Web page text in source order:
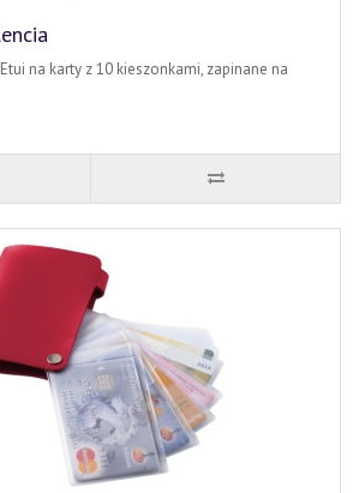
na karty z 10 kieszonkami, zapinane na